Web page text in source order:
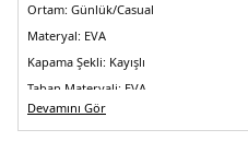
Ortam: Günlük/Casual
Materyal: EVA
Kapama Şekli: Kayışlı
Taban Materyali: EVA
Burun Tipi:Yuvarlak Burun
Devamını Gör